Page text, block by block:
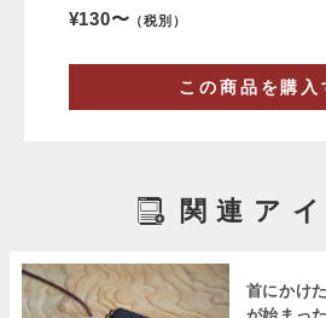
¥130〜 （税別）
この商品を購入
関連ア
首にかけ